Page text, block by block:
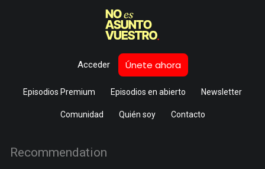
Acceder Únete ahora
Episodios Premium Episodios en abierto Newsletter
Comunidad Quién soy Contacto
Recommendation